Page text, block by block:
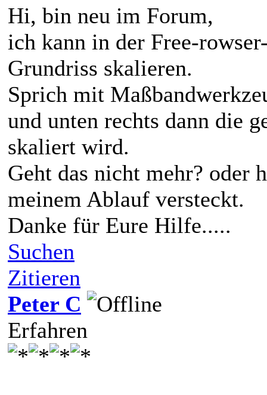
Hi, bin neu im Forum,
ich kann in der Free-
Grundriss skalieren.
Sprich mit
und unten rechts dann die
skaliert wird.
Geht das nicht mehr? oder
meinem Ablauf versteckt.
Danke für Eure Hilfe.....
Suchen
Zitieren
Peter C
Erfahren